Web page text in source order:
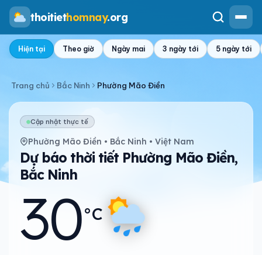
thoitiethomnay.org
Hiện tại Theo giờ Ngày mai 3 ngày tới 5 ngày tới
Trang chủ Bắc Ninh Phường Mão Điền
Cập nhật thực tế
Phường Mão Điền • Bắc Ninh • Việt Nam
Dự báo thời tiết Phường Mão Điền,
Bắc Ninh
30°C